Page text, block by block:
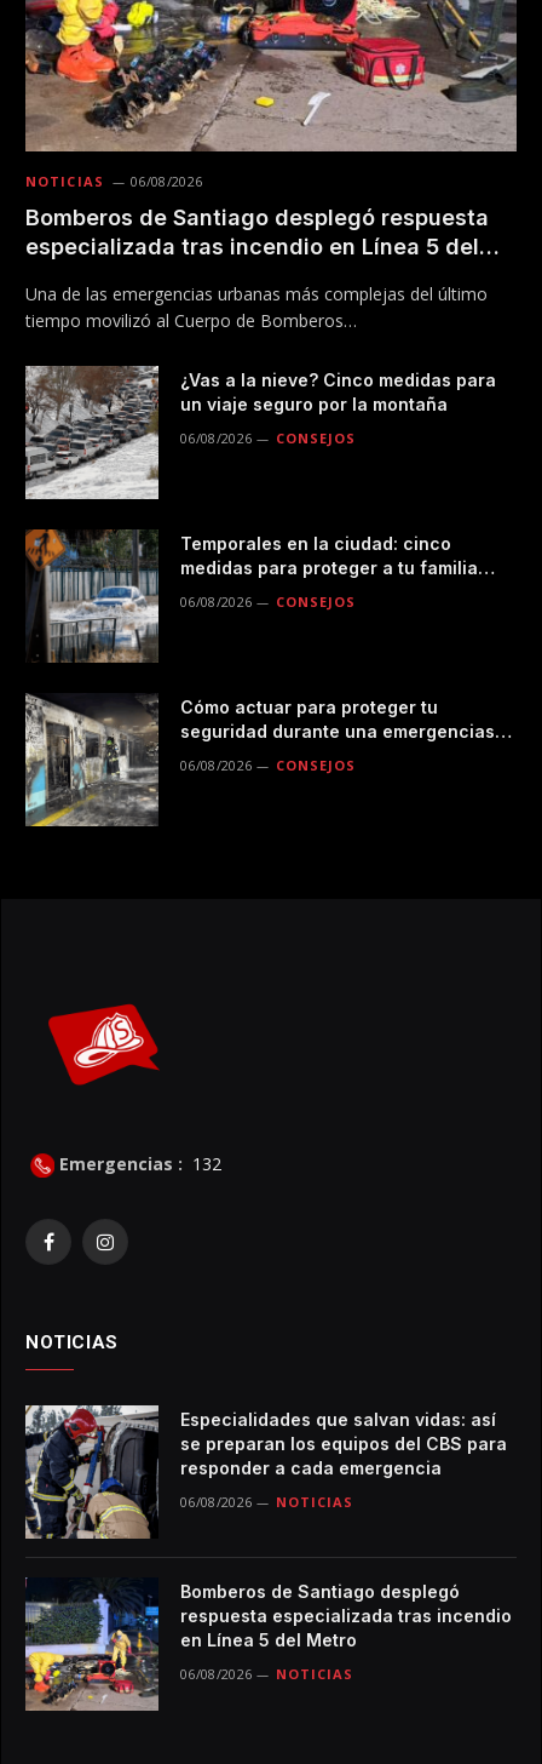
NOTICIAS 06/08/2026
Bomberos de Santiago desplegó respuesta
especializada tras incendio en Línea 5 del
Una de las emergencias urbanas más complejas del último
tiempo movilizó al Cuerpo de Bomberos…
¿Vas a la nieve? Cinco medidas para
un viaje seguro por la montaña
06/08/2026 CONSEJOS
Temporales en la ciudad: cinco
medidas para proteger a tu familia
06/08/2026 CONSEJOS
Cómo actuar para proteger tu
seguridad durante una emergencias
06/08/2026 CONSEJOS
Emergencias : 132
FacebookInstagram
NOTICIAS
Especialidades que salvan vidas: así
se preparan los equipos del CBS para
responder a cada emergencia
06/08/2026 NOTICIAS
Bomberos de Santiago desplegó
respuesta especializada tras incendio
en Línea 5 del Metro
06/08/2026 NOTICIAS